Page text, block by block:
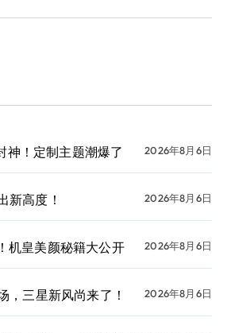
神！定制主题潮爆了 2026年8月6日
新高度！ 2026年8月6日
机皇美颜秘籍大公开 2026年8月6日
，三星新风尚来了！ 2026年8月6日